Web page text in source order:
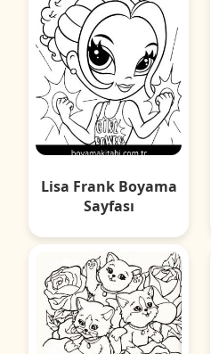
Lisa Frank Boyama
Sayfası